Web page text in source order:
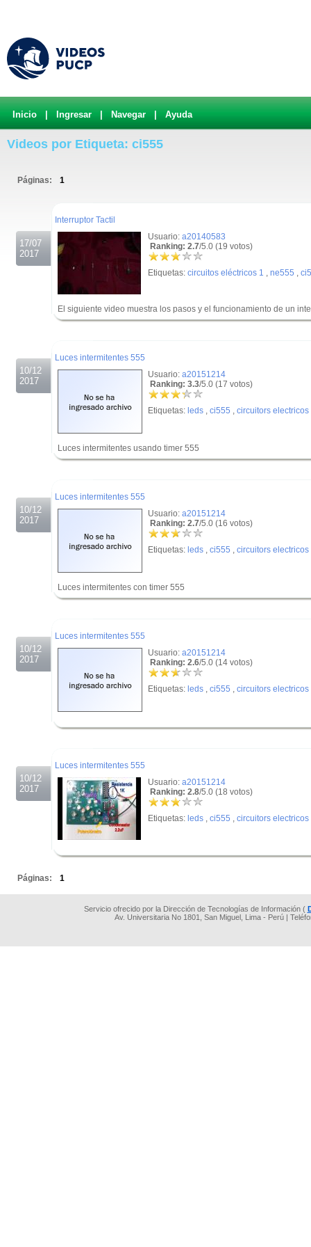
Inicio Ingresar Navegar Ayuda
Videos por Etiqueta: ci555
Páginas: 1
17/07
2017
Interruptor Tactil
Usuario: a20140583
Ranking: 2.7/5.0 (19 votos)
Etiquetas: circuitos eléctricos 1 , ne555 ,
El siguiente video muestra los pasos y el funcionamiento de un
10/12
2017
Luces intermitentes 555
Usuario: a20151214
Ranking: 3.3/5.0 (17 votos)
Etiquetas: leds , ci555 , circuitors electricos
Luces intermitentes usando timer 555
10/12
2017
Luces intermitentes 555
Usuario: a20151214
Ranking: 2.7/5.0 (16 votos)
Etiquetas: leds , ci555 , circuitors electricos
Luces intermitentes con timer 555
10/12
2017
Luces intermitentes 555
Usuario: a20151214
Ranking: 2.6/5.0 (14 votos)
Etiquetas: leds , ci555 , circuitors electricos
10/12
2017
Luces intermitentes 555
Usuario: a20151214
Ranking: 2.8/5.0 (18 votos)
Etiquetas: leds , ci555 , circuitors electricos
Páginas: 1
Servicio ofrecido por la Dirección de Tecnologías de Información (
Av. Universitaria No 1801, San Miguel, Lima - Perú |